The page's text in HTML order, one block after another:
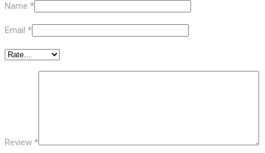
Name *
Email *
Review *